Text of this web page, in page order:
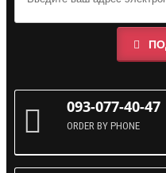
093-077-40-47
ORDER BY PHONE